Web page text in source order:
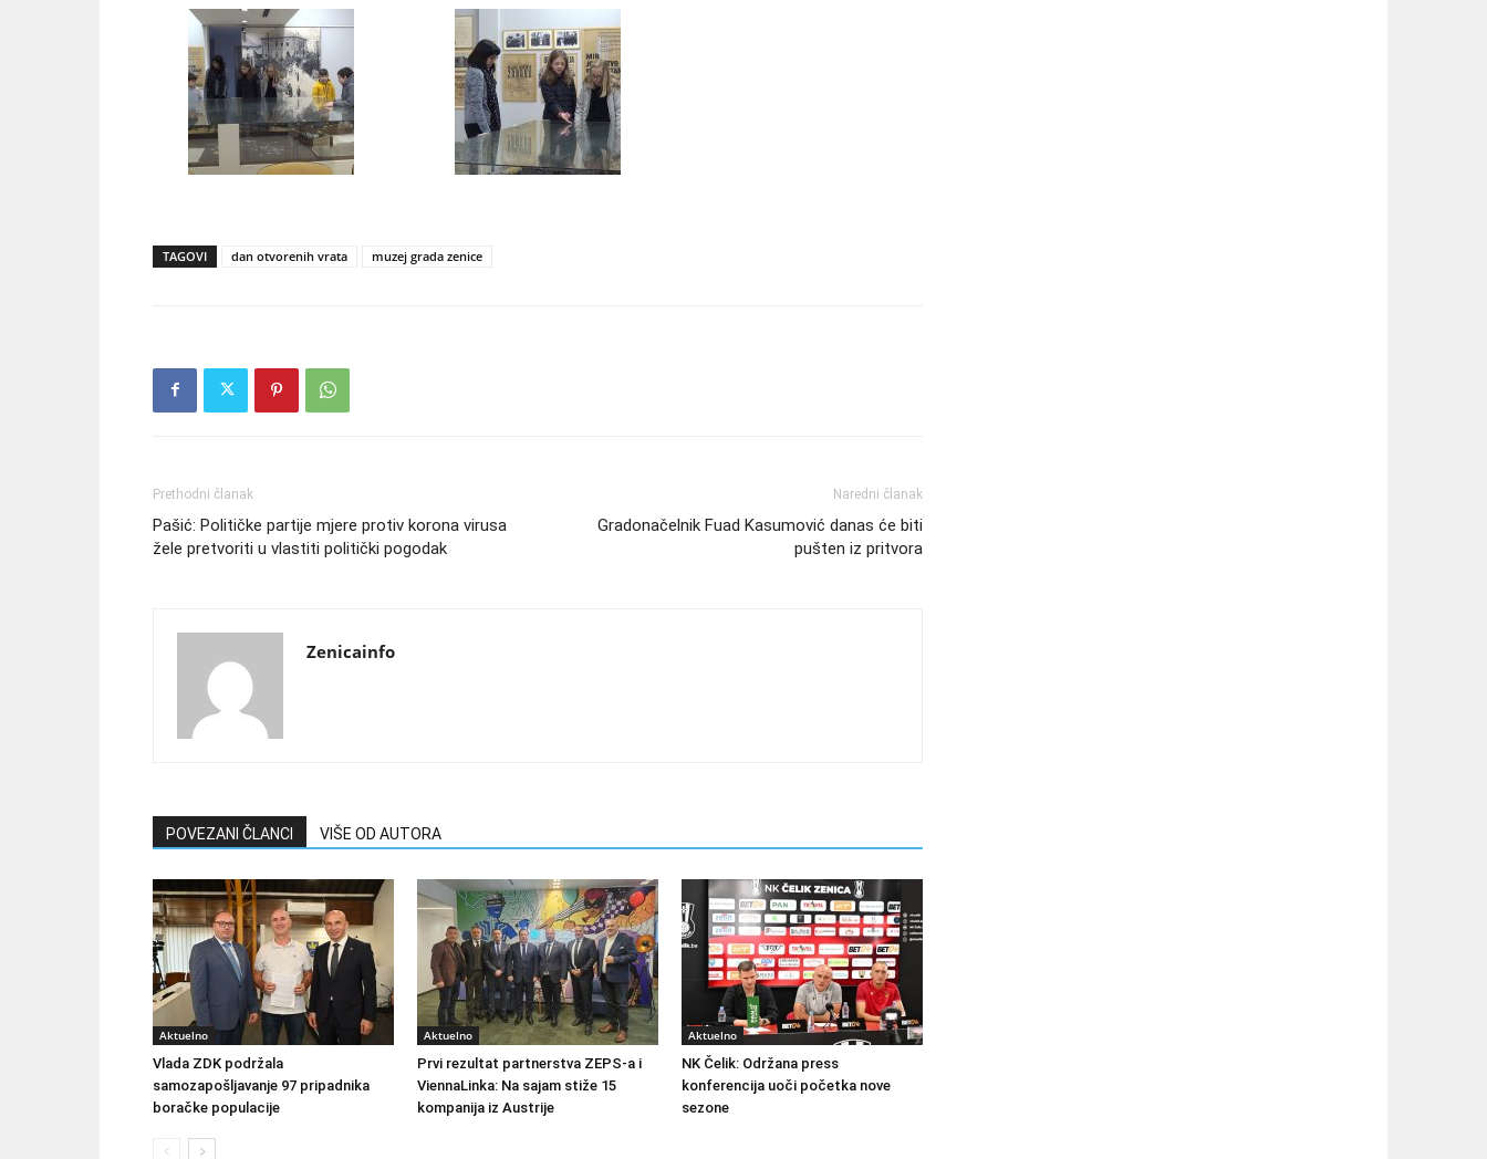
TAGOVI dan otvorenih vrata muzej grada zenice
Prethodni članak
Pašić: Političke partije mjere protiv korona virusa
žele pretvoriti u vlastiti politički pogodak
Naredni članak
Gradonačelnik Fuad Kasumović danas će biti
pušten iz pritvora
Zenicainfo
POVEZANI ČLANCI VIŠE OD AUTORA
Aktuelno
Vlada ZDK podržala
samozapošljavanje 97 pripadnika
boračke populacije
Aktuelno
Prvi rezultat partnerstva ZEPS-a i
ViennaLinka: Na sajam stiže 15
kompanija iz Austrije
Aktuelno
NK Čelik: Održana press
konferencija uoči početka nove
sezone